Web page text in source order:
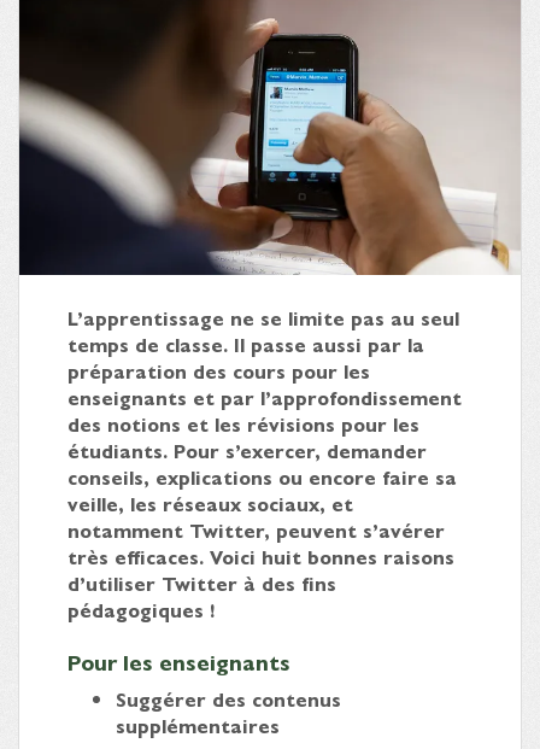
L’apprentissage ne se limite pas au seul
temps de classe. Il passe aussi par la
préparation des cours pour les
enseignants et par l’approfondissement
des notions et les révisions pour les
étudiants. Pour s’exercer, demander
conseils, explications ou encore faire sa
veille, les réseaux sociaux, et
notamment Twitter, peuvent s’avérer
très efficaces. Voici huit bonnes raisons
d’utiliser Twitter à des fins
pédagogiques !
Pour les enseignants
Suggérer des contenus
supplémentaires